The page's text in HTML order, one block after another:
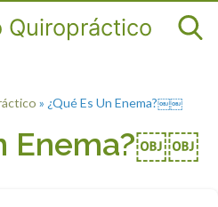
» ¿Qué Es Un Enema?￼￼
Enema?￼￼